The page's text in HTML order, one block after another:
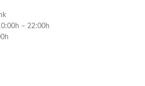
– 22:00h